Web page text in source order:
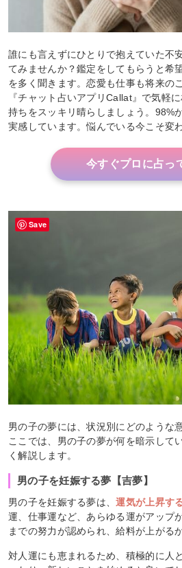
誰にも言えずにひとりで抱えていた不
てみませんか？鑑定をしてもらうと希
を多く聞きます。恋愛も仕事も将来の
『チャット占いアプリCallat』で気軽
持ちをスッキリ晴らしましょう。98%
実感しています。悩んでいる今こそ変
今すぐプロに占っ
男の子の夢には、状況別にどのような
ここでは、男の子の夢が何を暗示して
く解説します。
男の子を妊娠する夢【吉夢】
男の子を妊娠する夢は、運気が上昇す
運、仕事運など、あらゆる運がアップ
までの努力が認められ、給料が上がる
対人運にも恵まれるため、積極的に人
Save